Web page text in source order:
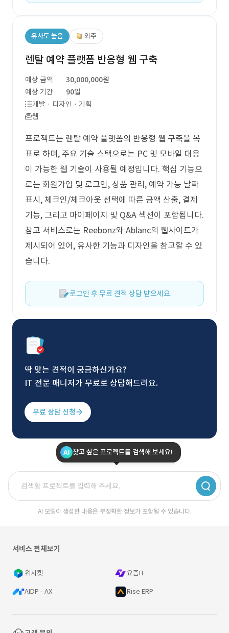
유사도 높음 외주
렌탈 예약 플랫폼 반응형 웹 구축
예상 금액
30,000,000원
예상 기간
90일
개발 · 디자인 · 기획
웹
프로젝트는 렌탈 예약 플랫폼의 반응형 웹 구축을 목
표로 하며, 주요 기술 스택으로는 PC 및 모바일 대응
이 가능한 웹 기술이 사용될 예정입니다. 핵심 기능으
로는 회원가입 및 로그인, 상품 관리, 예약 가능 날짜
표시, 체크인/체크아웃 선택에 따른 금액 산출, 결제
기능, 그리고 마이페이지 및 Q&A 섹션이 포함됩니다.
참고 서비스로는 Reebonz와 Ablanc의 웹사이트가
제시되어 있어, 유사한 기능과 디자인을 참고할 수 있
습니다.
로그인 후 무료 견적 상담 받으세요.
딱 맞는 견적이 궁금하신가요?
IT 전문 매니저가 무료로 상담해드려요.
무료 상담 신청
찾고 싶은 프로젝트를 검색해 보세요!
AI 모델이 생성한 내용은 부정확한 정보가 포함될 수 있습니다.
서비스 전체보기
위시켓 요즘IT
AIDP - AX Rise ERP